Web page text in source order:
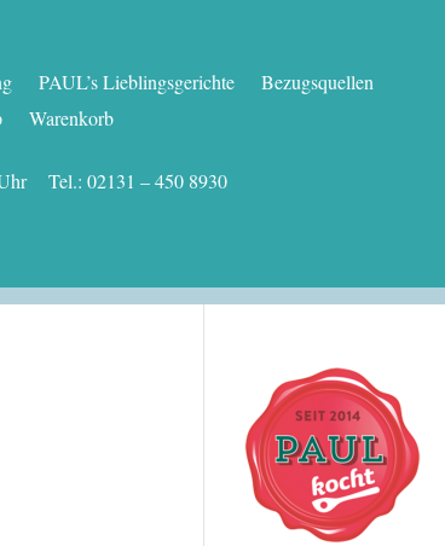
PAUL’s Lieblingsgerichte
Bezugsquellen
Warenkorb
Uhr Tel.: 02131 – 450 8930